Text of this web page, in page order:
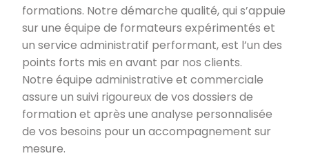
formations. Notre démarche qualité, qui s’appuie
sur une équipe de formateurs expérimentés et
un service administratif performant, est l’un des
points forts mis en avant par nos clients.
Notre équipe administrative et commerciale
assure un suivi rigoureux de vos dossiers de
formation et après une analyse personnalisée
de vos besoins pour un accompagnement sur
mesure.